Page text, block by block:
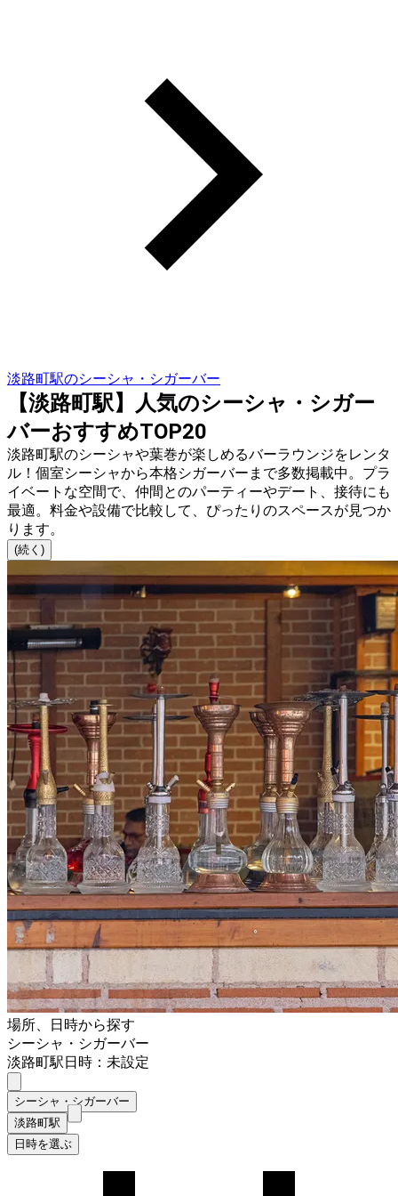
淡路町駅のシーシャ・シガーバー
【淡路町駅】人気のシーシャ・シガー
バーおすすめTOP20
淡路町駅のシーシャや葉巻が楽しめるバーラウンジをレンタ
ル！個室シーシャから本格シガーバーまで多数掲載中。プラ
イベートな空間で、仲間とのパーティーやデート、接待にも
最適。料金や設備で比較して、ぴったりのスペースが見つか
ります。
(続く)
場所、日時から探す
シーシャ・シガーバー
淡路町駅日時：未設定
シーシャ・シガーバー
淡路町駅
日時を選ぶ